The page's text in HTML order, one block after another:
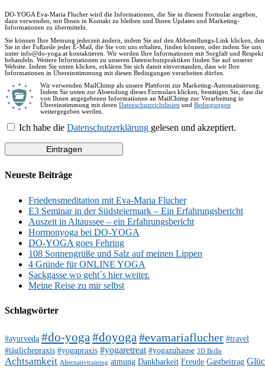
DO-YOGA Eva-Maria Flucher wird die Informationen, die Sie in diesem Formular angeben,
dazu verwenden, mit Ihnen in Kontakt zu bleiben und Ihnen Updates und Marketing-
Informationen zu übermitteln.
Sie können Ihre Meinung jederzeit ändern, indem Sie auf den Abbestellungs-Link klicken, den
Sie in der Fußzeile jeder E-Mail, die Sie von uns erhalten, finden können, oder indem Sie uns
unter info@do-yoga.at kontaktieren. Wir werden Ihre Informationen mit Sorgfalt und Respekt
behandeln. Weitere Informationen zu unseren Datenschutzpraktiken finden Sie auf unserer
Website. Indem Sie unten klicken, erklären Sie sich damit einverstanden, dass wir Ihre
Informationen in Übereinstimmung mit diesen Bedingungen verarbeiten dürfen.
Wir verwenden MailChimp als unsere Plattform zur Marketing-Automatisierung.
Indem Sie unten zur Absendung dieses Formulars klicken, bestätigen Sie, dass die
von Ihnen angegebenen Informationen an MailChimp zur Verarbeitung in
Übereinstimmung mit deren Datenschutzrichtlinien und Bedingungen
weitergegeben werden.
Ich habe die Datenschutzerklärung gelesen und akzeptiert.
Neueste Beiträge
Friedensmeditation mit Eva-Maria Flucher
E3 Seminar in der Südsteiermark – Ein Erfahrungsbericht
Auszeit in Altaussee – ein Erfahrungsbericht
Hormonyoga bei DO-YOGA
DO-YOGA goes Fehring
108 Sonnengrüße und Salz auf meinen Lippen
4 Gründe für ONLINE YOGA
Sackgasse wo geht´s hier weiter.
Meine Reise zu mir selbst
Schlagwörter
#ayurveda #do-yoga#doyoga#evamariaflucher #travel
#täglichepraxis #yogapraxis #yogaretreat #yogazuhause 3D Brille
Achtsamkeit Alternativtraining atmung Dankbarkeit Freude Gastbeitrag